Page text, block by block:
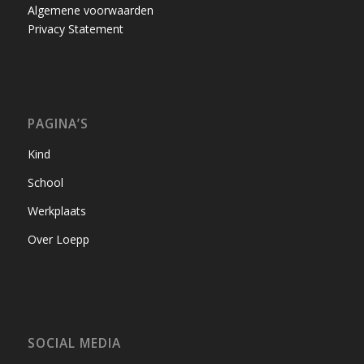
Algemene voorwaarden
Privacy Statement
PAGINA’S
Kind
School
Werkplaats
Over Loepp
SOCIAL MEDIA